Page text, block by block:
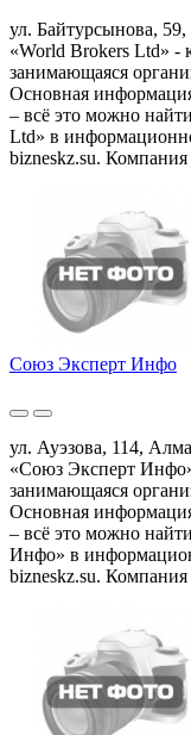
ул. Байтурсынова,
«World Brokers Ltd» -
занимающаяся
Основная
– всё это можно
Ltd» в
bizneskz.su.
Союз Эксперт Инфо
ул. Ауэзова, 114,
«Союз Эксперт
занимающаяся
Основная
– всё это можно
Инфо» в
bizneskz.su.